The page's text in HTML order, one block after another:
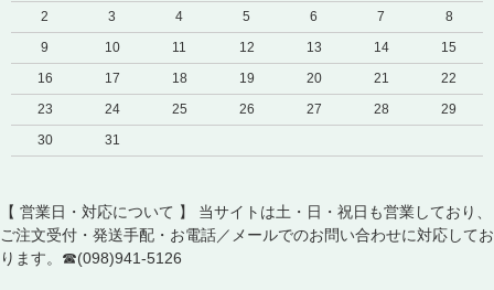
2
3 4 5 6 7
8
9
10 11 12 13 14
15
16
17 18 19 20 21
22
23
24 25 26 27 28
29
30
31
【 営業日・対応について 】 当サイトは土・日・祝日も営業しており、
ご注文受付・発送手配・お電話／メールでのお問い合わせに対応してお
ります。☎(098)941-5126